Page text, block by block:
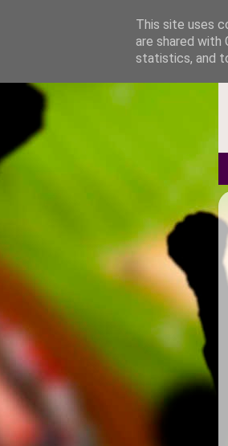
This site uses
are shared with
statistics, and